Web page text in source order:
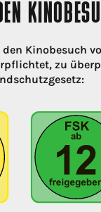
Kinobesuch
zu